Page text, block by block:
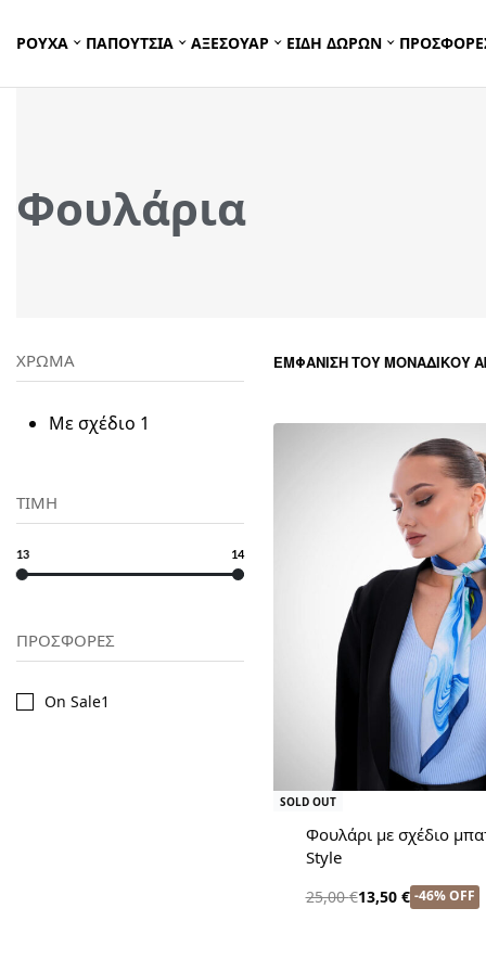
ΡΟΥΧΑ ΠΑΠΟΥΤΣΙΑ ΑΞΕΣΟΥΑΡ ΕΙΔΗ ΔΩΡΩΝ
Φουλάρια
ΧΡΩΜΑ
Με σχέδιο 1
ΤΙΜΗ
13 14
ΠΡΟΣΦΟΡΕΣ
On Sale1
ΕΜΦΆΝΙΣΗ ΤΟΥ ΜΟΝΑΔΙΚΟΎ
SOLD OUT
Φουλάρι με σχέδιο
Style
25,00€13,50 € -46% OFF